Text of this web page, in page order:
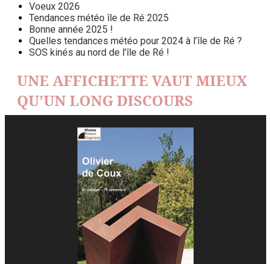
Voeux 2026
Tendances météo île de Ré 2025
Bonne année 2025 !
Quelles tendances météo pour 2024 à l’île de Ré ?
SOS kinés au nord de l’île de Ré !
UNE AFFICHETTE VAUT MIEUX
QU’UN LONG DISCOURS